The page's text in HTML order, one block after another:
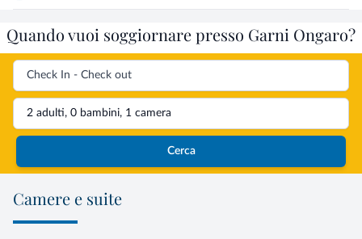
Quando vuoi soggiornare presso Garni Ongaro?
2 adulti, 0 bambini, 1 camera
Cerca
Camere e suite